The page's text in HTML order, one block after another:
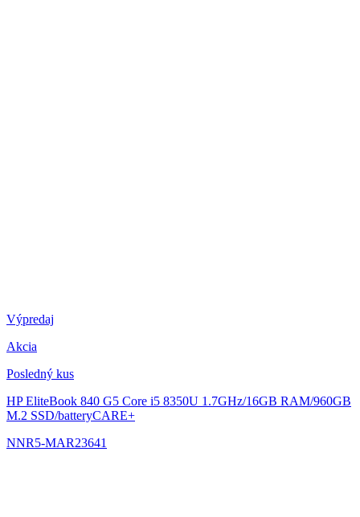
Výpredaj
Akcia
Posledný kus
HP EliteBook 840 G5 Core i5 8350U 1.7GHz/16GB RAM/960GB
M.2 SSD/batteryCARE+
NNR5-MAR23641